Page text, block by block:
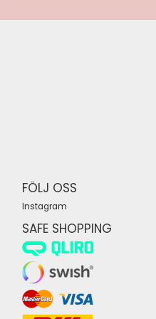
FÖLJ OSS
Instagram
SAFE SHOPPING